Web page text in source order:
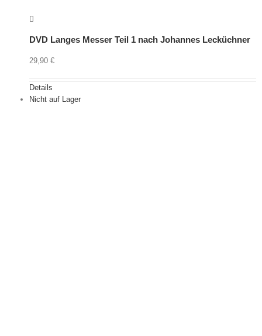
DVD Langes Messer Teil 1 nach Johannes Lecküchner
29,90 €
Details
Nicht auf Lager